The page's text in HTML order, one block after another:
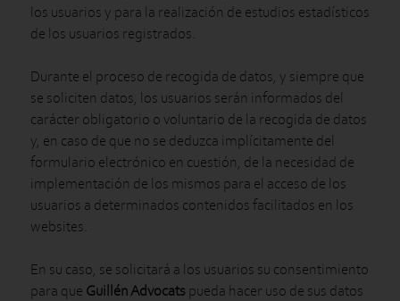
los usuarios y para la realización de estudios estadísticos
de los usuarios registrados.
Durante el proceso de recogida de datos, y siempre que
se soliciten datos, los usuarios serán informados del
carácter obligatorio o voluntario de la recogida de datos
y, en caso de que no se deduzca implícitamente del
formulario electrónico en cuestión, de la necesidad de
implementación de los mismos para el acceso de los
usuarios a determinados contenidos facilitados en los
websites.
En su caso, se solicitará a los usuarios su consentimiento
para que Guillén Advocats pueda hacer uso de sus datos